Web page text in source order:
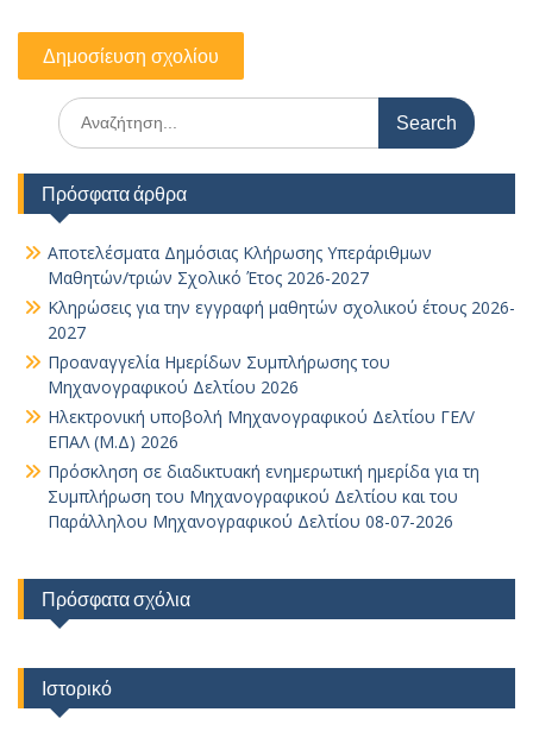
Search
for:
Πρόσφατα άρθρα
Αποτελέσματα Δημόσιας Κλήρωσης Υπεράριθμων
Μαθητών/τριών Σχολικό Έτος 2026-2027
Κληρώσεις για την εγγραφή μαθητών σχολικού έτους 2026-
2027
Προαναγγελία Ημερίδων Συμπλήρωσης του
Μηχανογραφικού Δελτίου 2026
Ηλεκτρονική υποβολή Μηχανογραφικού Δελτίου ΓΕΛ/
ΕΠΑΛ (Μ.Δ) 2026
Πρόσκληση σε διαδικτυακή ενημερωτική ημερίδα για τη
Συμπλήρωση του Μηχανογραφικού Δελτίου και του
Παράλληλου Μηχανογραφικού Δελτίου 08-07-2026
Πρόσφατα σχόλια
Ιστορικό